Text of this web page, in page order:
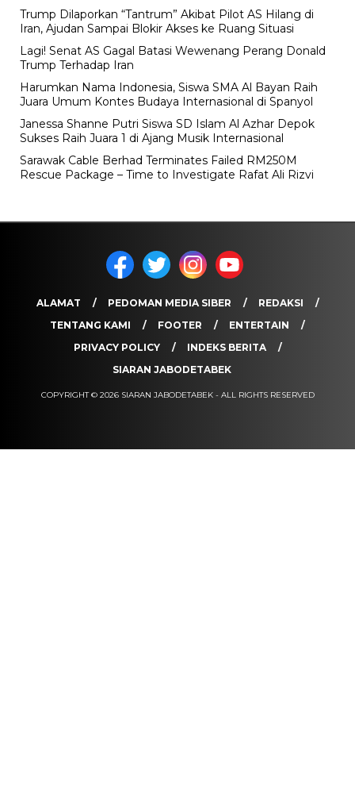
Trump Dilaporkan “Tantrum” Akibat Pilot AS Hilang di
Iran, Ajudan Sampai Blokir Akses ke Ruang Situasi
Lagi! Senat AS Gagal Batasi Wewenang Perang Donald
Trump Terhadap Iran
Harumkan Nama Indonesia, Siswa SMA Al Bayan Raih
Juara Umum Kontes Budaya Internasional di Spanyol
Janessa Shanne Putri Siswa SD Islam Al Azhar Depok
Sukses Raih Juara 1 di Ajang Musik Internasional
Sarawak Cable Berhad Terminates Failed RM250M
Rescue Package – Time to Investigate Rafat Ali Rizvi
ALAMAT PEDOMAN MEDIA SIBER
REDAKSI
TENTANG KAMI
FOOTER
ENTERTAIN
PRIVACY POLICY
INDEKS BERITA
SIARAN JABODETABEK
COPYRIGHT © 2026 SIARAN JABODETABEK - ALL RIGHTS RESERVED